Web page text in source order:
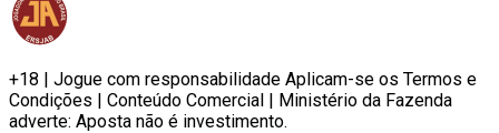
+18 | Jogue com responsabilidade Aplicam-se os Termos e
Condições | Conteúdo Comercial | Ministério da Fazenda
adverte: Aposta não é investimento.